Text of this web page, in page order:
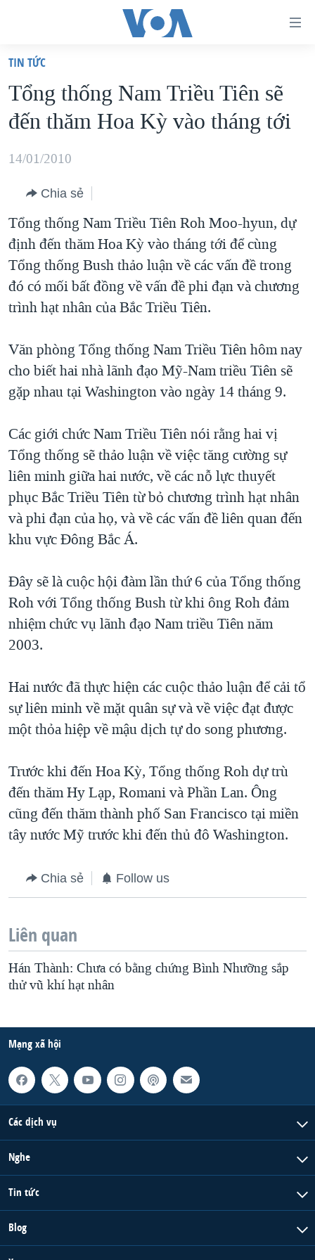
truy
cập
Tới
dung
chính
điều
hướng
chính
Đi
tới
VIỆT NAM
HOA KỲ
BIỂN ĐÔNG
BLOG
DIỄN ĐÀN
MỤC
TỰ DO BÁO CHÍ
VẠCH TRẦN TIN GIẢ
ĐỜI SỐNG
SỨC KHOẺ
VĂN HOÁ
THỂ THAO
GIÁO DỤC
CHUYÊN ĐỀ
CHIẾN TRANH THƯƠNG MẠI CỦA MỸ: QUÁ KHỨ VÀ HIỆN
HÀNH TRÌNH BẦU CỬ 2024
MỘT NĂM CHIẾN TRANH TẠI DẢI GAZA
GIẢI MÃ VÀNH ĐAI & CON ĐƯỜNG
TRỊNH VĨNH BÌNH - NGƯỜI HẠ 'BÊN THẮNG CUỘC'
GROUND ZERO – XƯA VÀ NAY
CHI PHÍ CHIẾN TRANH AFGHANISTAN
CÁC GIÁ TRỊ CỘNG HÒA Ở VIỆT NAM
THƯỢNG ĐỈNH TRUMP-KIM TẠI VIỆT NAM
NGƯ DÂN VIỆT VÀ LÀN SÓNG TRỘM HẢI SÂM
BÊN KIA QUỐC LỘ: TIẾNG VỌNG TỪ NÔNG THÔN MỸ
QUAN HỆ VIỆT MỸ
HỌC TIẾNG ANH
NGHE
MẠNG XÃ HỘI
Ngôn ngữ khác
TIN TỨC
Tổng thống Nam Triều Tiên sẽ
đến thăm Hoa Kỳ vào tháng tới
14/01/2010
Chia sẻ
Tổng thống Nam Triều Tiên Roh Moo-hyun, dự
định đến thăm Hoa Kỳ vào tháng tới để cùng
Tổng thống Bush thảo luận về các vấn đề trong
đó có mối bất đồng về vấn đề phi đạn và chương
trình hạt nhân của Bắc Triều Tiên.
Văn phòng Tổng thống Nam Triều Tiên hôm nay
cho biết hai nhà lãnh đạo Mỹ-Nam triều Tiên sẽ
gặp nhau tại Washington vào ngày 14 tháng 9.
Các giới chức Nam Triều Tiên nói rằng hai vị
Tổng thống sẽ thảo luận về việc tăng cường sự
liên minh giữa hai nước, về các nỗ lực thuyết
phục Bắc Triều Tiên từ bỏ chương trình hạt nhân
và phi đạn của họ, và về các vấn đề liên quan đến
khu vực Ðông Bắc Á.
Đây sẽ là cuộc hội đàm lần thứ 6 của Tổng thống
Roh với Tổng thống Bush từ khi ông Roh đảm
nhiệm chức vụ lãnh đạo Nam triều Tiên năm
2003.
Hai nước đã thực hiện các cuộc thảo luận để cải tổ
sự liên minh về mặt quân sự và về việc đạt được
một thỏa hiệp về mậu dịch tự do song phương.
Trước khi đến Hoa Kỳ, Tổng thống Roh dự trù
đến thăm Hy Lạp, Romani và Phần Lan. Ông
cũng đến thăm thành phố San Francisco tại miền
tây nước Mỹ trước khi đến thủ đô Washington.
Chia sẻ Follow us
Liên quan
Hán Thành: Chưa có bằng chứng Bình Nhưỡng sắp
thử vũ khí hạt nhân
Mạng xã hội
Các dịch vụ
Nghe
Tin tức
Blog